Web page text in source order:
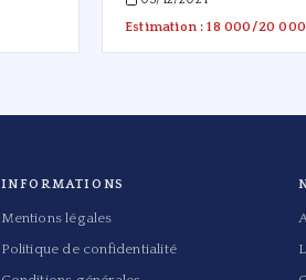
Estimation : 18 000/20
INFORMATIONS
Mentions légales
Politique de confidentialité